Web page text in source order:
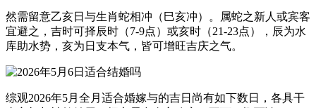
然需留意乙亥日与生肖蛇相冲（巳亥冲）。属蛇之新人或宾客
宜避之，吉时可择辰时（7-9点）或亥时（21-23点），辰为水
库助水势，亥为日支本气，皆可增旺吉庆之气。
综观2026年5月全月适合婚嫁与的吉日尚有如下数日，各具干